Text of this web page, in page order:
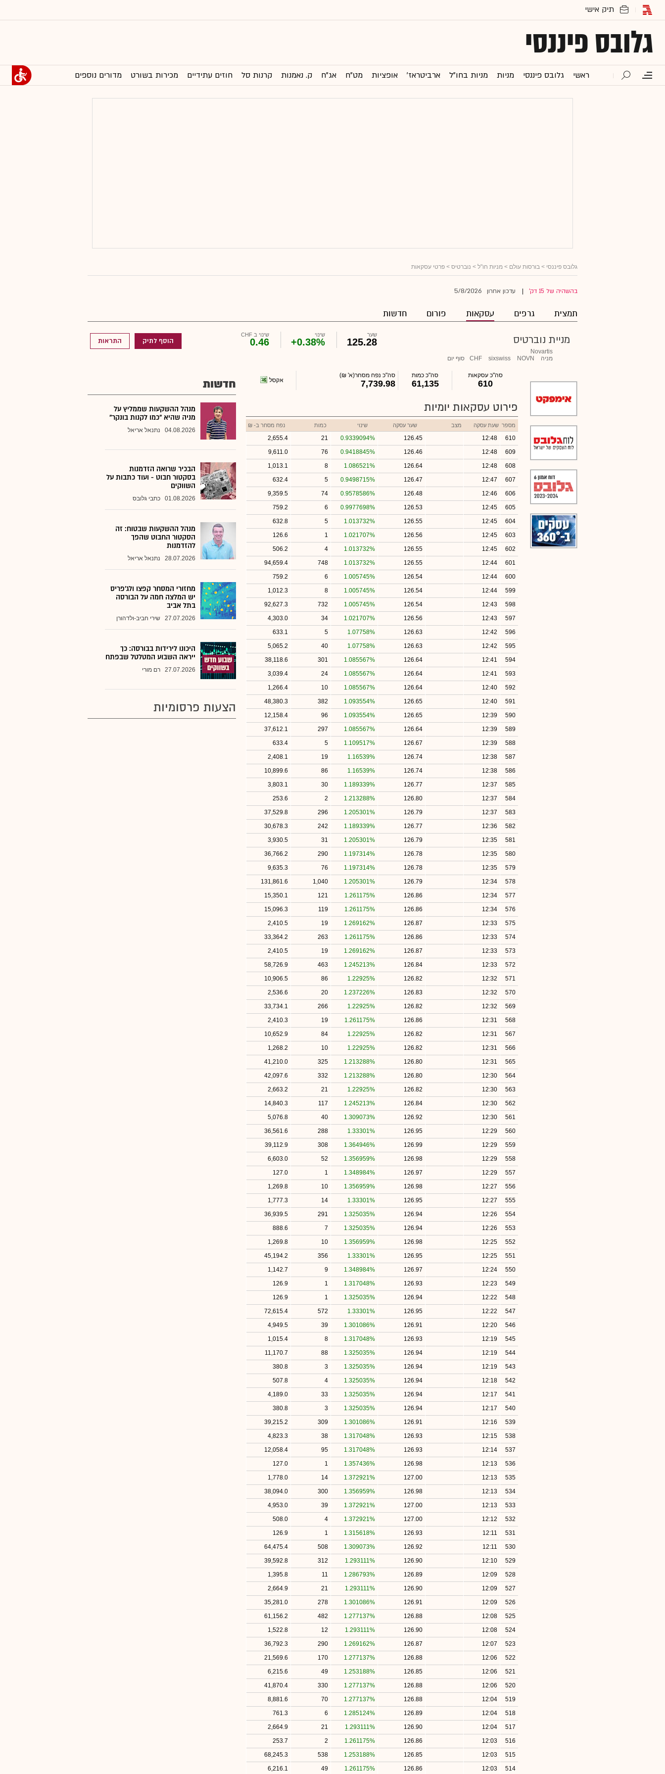
גלובס פיננסי
ראשי גלובס פיננסי מניות מניות בחו"ל ארביטראז' אופציות מט"ח אג"ח ק. נאמנות קרנות סל חוזים עתידיים מכירות בשורט מדורים נוספים
גלובס פיננסי > בורסות עולם > מניות חו"ל > נוברטיס > פרטי עסקאות
בהשהיה של 15 דק' עדכון אחרון 5/8/2026
תמצית גרפים עסקאות פורום חדשות
מניית נוברטיס
Novartis
מניה
NOVN
sixswiss
CHF סוף יום
שער
125.28
שינוי
+0.38%
שינוי ב CHF
0.46 הוסף לתיק התראות
סה"כ עסקאות
610
סה"כ כמות
61,135
סה"כ נפח מסחר(א' ₪)
7,739.98 אקסל
פירוט עסקאות יומיות
מספר שעת עסקה מצב שער עסקה שינוי כמות נפח מסחר ב- ₪
610
12:48
126.45
0.9339094%
21
2,655.4
609
12:48
126.46
0.9418845%
76
9,611.0
608
12:48
126.64
1.086521%
8
1,013.1
607
12:47
126.47
0.9498715%
5
632.4
606
12:46
126.48
0.9578586%
74
9,359.5
605
12:45
126.53
0.9977698%
6
759.2
604
12:45
126.55
1.013732%
5
632.8
603
12:45
126.56
1.021707%
1
126.6
602
12:45
126.55
1.013732%
4
506.2
601
12:44
126.55
1.013732%
748
94,659.4
600
12:44
126.54
1.005745%
6
759.2
599
12:44
126.54
1.005745%
8
1,012.3
598
12:43
126.54
1.005745%
732
92,627.3
597
12:43
126.56
1.021707%
34
4,303.0
596
12:42
126.63
1.07758%
5
633.1
595
12:42
126.63
1.07758%
40
5,065.2
594
12:41
126.64
1.085567%
301
38,118.6
593
12:41
126.64
1.085567%
24
3,039.4
592
12:40
126.64
1.085567%
10
1,266.4
591
12:40
126.65
1.093554%
382
48,380.3
590
12:39
126.65
1.093554%
96
12,158.4
589
12:39
126.64
1.085567%
297
37,612.1
588
12:39
126.67
1.109517%
5
633.4
587
12:38
126.74
1.16539%
19
2,408.1
586
12:38
126.74
1.16539%
86
10,899.6
585
12:37
126.77
1.189339%
30
3,803.1
584
12:37
126.80
1.213288%
2
253.6
583
12:37
126.79
1.205301%
296
37,529.8
582
12:36
126.77
1.189339%
242
30,678.3
581
12:35
126.79
1.205301%
31
3,930.5
580
12:35
126.78
1.197314%
290
36,766.2
579
12:35
126.78
1.197314%
76
9,635.3
578
12:34
126.79
1.205301%
1,040
131,861.6
577
12:34
126.86
1.261175%
121
15,350.1
576
12:34
126.86
1.261175%
119
15,096.3
575
12:33
126.87
1.269162%
19
2,410.5
574
12:33
126.86
1.261175%
263
33,364.2
573
12:33
126.87
1.269162%
19
2,410.5
572
12:33
126.84
1.245213%
463
58,726.9
571
12:32
126.82
1.22925%
86
10,906.5
570
12:32
126.83
1.237226%
20
2,536.6
569
12:32
126.82
1.22925%
266
33,734.1
568
12:31
126.86
1.261175%
19
2,410.3
567
12:31
126.82
1.22925%
84
10,652.9
566
12:31
126.82
1.22925%
10
1,268.2
565
12:31
126.80
1.213288%
325
41,210.0
564
12:30
126.80
1.213288%
332
42,097.6
563
12:30
126.82
1.22925%
21
2,663.2
562
12:30
126.84
1.245213%
117
14,840.3
561
12:30
126.92
1.309073%
40
5,076.8
560
12:29
126.95
1.33301%
288
36,561.6
559
12:29
126.99
1.364946%
308
39,112.9
558
12:29
126.98
1.356959%
52
6,603.0
557
12:29
126.97
1.348984%
1
127.0
556
12:27
126.98
1.356959%
10
1,269.8
555
12:27
126.95
1.33301%
14
1,777.3
554
12:26
126.94
1.325035%
291
36,939.5
553
12:26
126.94
1.325035%
7
888.6
552
12:25
126.98
1.356959%
10
1,269.8
551
12:25
126.95
1.33301%
356
45,194.2
550
12:24
126.97
1.348984%
9
1,142.7
549
12:23
126.93
1.317048%
1
126.9
548
12:22
126.94
1.325035%
1
126.9
547
12:22
126.95
1.33301%
572
72,615.4
546
12:20
126.91
1.301086%
39
4,949.5
545
12:19
126.93
1.317048%
8
1,015.4
544
12:19
126.94
1.325035%
88
11,170.7
543
12:19
126.94
1.325035%
3
380.8
542
12:18
126.94
1.325035%
4
507.8
541
12:17
126.94
1.325035%
33
4,189.0
540
12:17
126.94
1.325035%
3
380.8
539
12:16
126.91
1.301086%
309
39,215.2
538
12:15
126.93
1.317048%
38
4,823.3
537
12:14
126.93
1.317048%
95
12,058.4
536
12:13
126.98
1.357436%
1
127.0
535
12:13
127.00
1.372921%
14
1,778.0
534
12:13
126.98
1.356959%
300
38,094.0
533
12:13
127.00
1.372921%
39
4,953.0
532
12:12
127.00
1.372921%
4
508.0
531
12:11
126.93
1.315618%
1
126.9
530
12:11
126.92
1.309073%
508
64,475.4
529
12:10
126.90
1.293111%
312
39,592.8
528
12:09
126.89
1.286793%
11
1,395.8
527
12:09
126.90
1.293111%
21
2,664.9
526
12:09
126.91
1.301086%
278
35,281.0
525
12:08
126.88
1.277137%
482
61,156.2
524
12:08
126.90
1.293111%
12
1,522.8
523
12:07
126.87
1.269162%
290
36,792.3
522
12:06
126.88
1.277137%
170
21,569.6
521
12:06
126.85
1.253188%
49
6,215.6
520
12:06
126.88
1.277137%
330
41,870.4
519
12:04
126.88
1.277137%
70
8,881.6
518
12:04
126.89
1.285124%
6
761.3
517
12:04
126.90
1.293111%
21
2,664.9
516
12:03
126.86
1.261175%
2
253.7
515
12:03
126.85
1.253188%
538
68,245.3
514
12:03
126.86
1.261175%
49
6,216.1
חדשות
מנהל ההשקעות שממליץ על
מניה שהיא "כמו לקנות בונקר"
04.08.2026 נתנאל אריאל
הבכיר שרואה הזדמנות
בסקטור חבוט - ועוד כתבות על
השווקים
01.08.2026 כתבי גלובס
מנהל ההשקעות שבטוח: זה
הסקטור החבוט שהפך
להזדמנות
28.07.2026 נתנאל אריאל
מחזורי המסחר קפצו ולג'פריס
יש המלצה חמה על הבורסה
בתל אביב
27.07.2026 שירי חביב-ולדהורן
היכונו לירידות בבורסה: כך
ייראה השבוע המטלטל שבפתח
27.07.2026 רם מורי
הצעות פרסומיות